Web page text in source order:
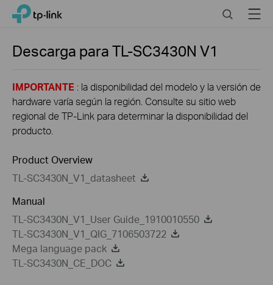
Click
navigation
TP-Link, Reliably Smart SearchMenu
Descarga paraTL-SC3430N V1
IMPORTANTE : la disponibilidad del modelo y la versión de
hardware varía según la región. Consulte su sitio web
regional de TP-Link para determinar la disponibilidad del
producto.
Product Overview
TL-SC3430N_V1_datasheet
Manual
TL-SC3430N_V1_User Guide_1910010550
TL-SC3430N_V1_QIG_7106503722
Mega language pack
TL-SC3430N_CE_DOC